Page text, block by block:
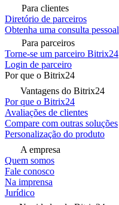
Para clientes
Diretório de parceiros
Obtenha uma consulta pessoal
Para parceiros
Torne-se um parceiro Bitrix24
Login de parceiro
Por que o Bitrix24
Vantagens do Bitrix24
Por que o Bitrix24
Avaliações de clientes
Compare com outras soluções
Personalização do produto
A empresa
Quem somos
Fale conosco
Na imprensa
Jurídico